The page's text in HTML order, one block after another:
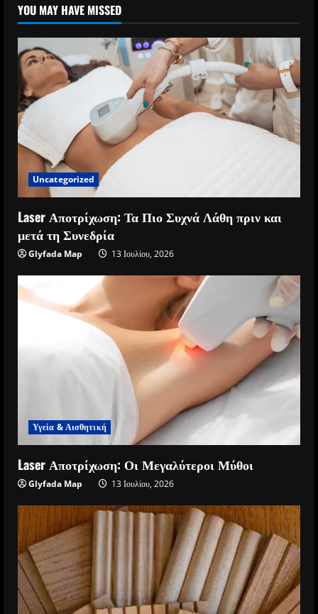
YOU MAY HAVE MISSED
Uncategorized
Laser Αποτρίχωση: Τα Πιο Συχνά Λάθη πριν και
μετά τη Συνεδρία
Glyfada Map 13 Ιουλίου, 2026
Υγεία & Αισθητική
Laser Αποτρίχωση: Οι Μεγαλύτεροι Μύθοι
Glyfada Map 13 Ιουλίου, 2026